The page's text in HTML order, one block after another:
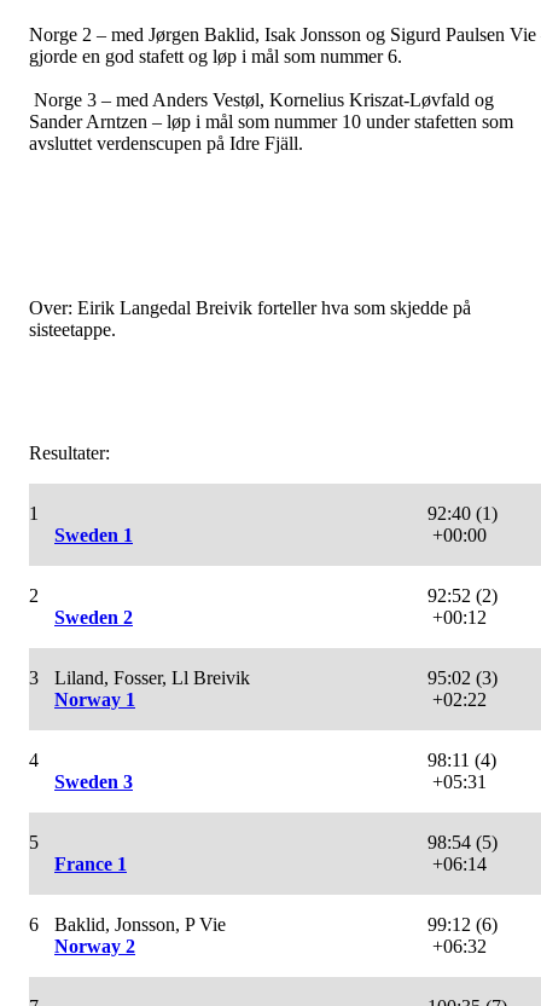
Norge 2 – med Jørgen Baklid, Isak Jonsson og Sigurd Paulsen Vie
gjorde en god stafett og løp i mål som nummer 6.
Norge 3 – med Anders Vestøl, Kornelius Kriszat-Løvfald og
Sander Arntzen – løp i mål som nummer 10 under stafetten som
avsluttet verdenscupen på Idre Fjäll.
Over: Eirik Langedal Breivik forteller hva som skjedde på
sisteetappe.
Resultater:
1
Sweden 1
92:40 (1)
+00:00
2
Sweden 2
92:52 (2)
+00:12
3
Liland, Fosser, Ll Breivik
Norway 1
95:02 (3)
+02:22
4
Sweden 3
98:11 (4)
+05:31
5
France 1
98:54 (5)
+06:14
6
Baklid, Jonsson, P Vie
Norway 2
99:12 (6)
+06:32